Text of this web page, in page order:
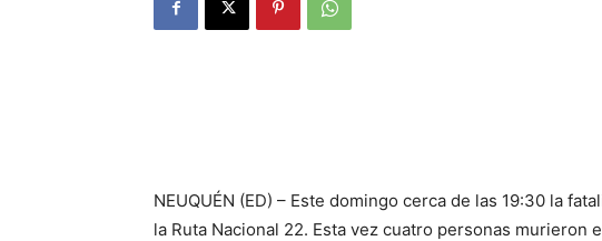
NEUQUÉN (ED) – Este domingo cerca de las 19:30 la
la Ruta Nacional 22. Esta vez cuatro personas murieron